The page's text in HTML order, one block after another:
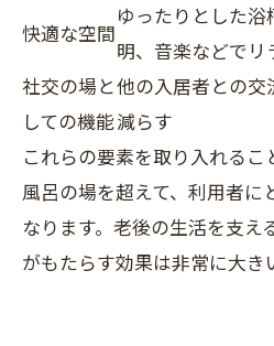
快適な空間
ゆったりとした
明、音楽などでリ
社交の場と
しての機能
他の入居者との交
減らす
これらの要素を取り入れる
風呂の場を超えて、利用者に
なります。老後の生活を支え
がもたらす効果は非常に大き